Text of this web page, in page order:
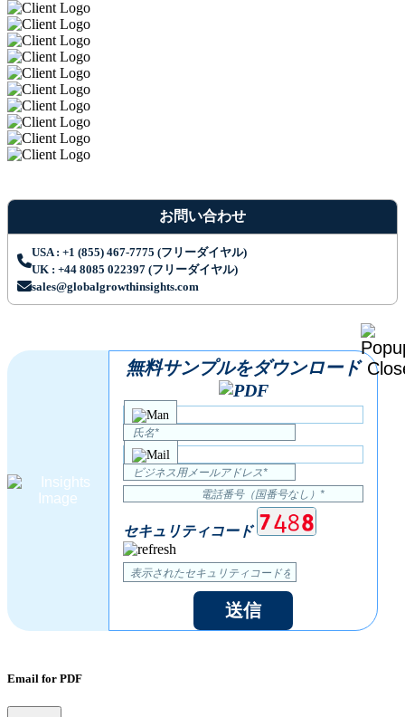
お問い合わせ
USA : +1 (855) 467-7775 (フリーダイヤル)
UK : +44 8085 022397 (フリーダイヤル)
sales@globalgrowthinsights.com
無料サンプルをダウンロード
セキュリティコード
送信
Email for PDF